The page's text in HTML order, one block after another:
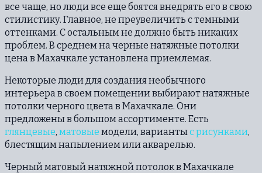
все чаще, но люди все еще боятся внедрять его в свою
стилистику. Главное, не преувеличить с темными
оттенками. С остальным не должно быть никаких
проблем. В среднем на черные натяжные потолки
цена в Махачкале установлена приемлемая.
Некоторые люди для создания необычного
интерьера в своем помещении выбирают натяжные
потолки черного цвета в Махачкале. Они
предложены в большом ассортименте. Есть
глянцевые, матовые модели, вариантыс рисунками,
блестящим напылением или акварелью.
Черный матовый натяжной потолок в Махачкале